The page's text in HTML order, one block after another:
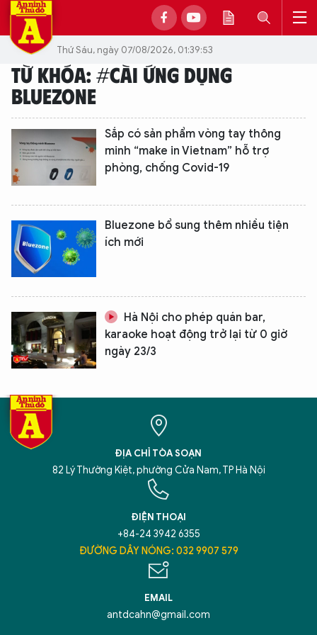
Thứ Sáu, ngày 07/08/2026, 01:39:53
TỪ KHÓA: #CÀI ỨNG DỤNG
BLUEZONE
Sắp có sản phẩm vòng tay thông
minh “make in Vietnam” hỗ trợ
phòng, chống Covid-19
Bluezone bổ sung thêm nhiều tiện
ích mới
Hà Nội cho phép quán bar,
karaoke hoạt động trở lại từ 0 giờ
ngày 23/3
ĐỊA CHỈ TÒA SOẠN
82 Lý Thường Kiệt, phường Cửa Nam, TP Hà Nội
ĐIỆN THOẠI
+84-24 3942 6355
ĐƯỜNG DÂY NÓNG: 032 9907 579
EMAIL
antdcahn@gmail.com
TÔI LÀ CHATBOT CỦA
Hãy hỏi tôi bất kỳ điều gì bạn cần biết về
An Ninh Thủ Đô nhé. Tôi sẵn sàng hỗ trợ!